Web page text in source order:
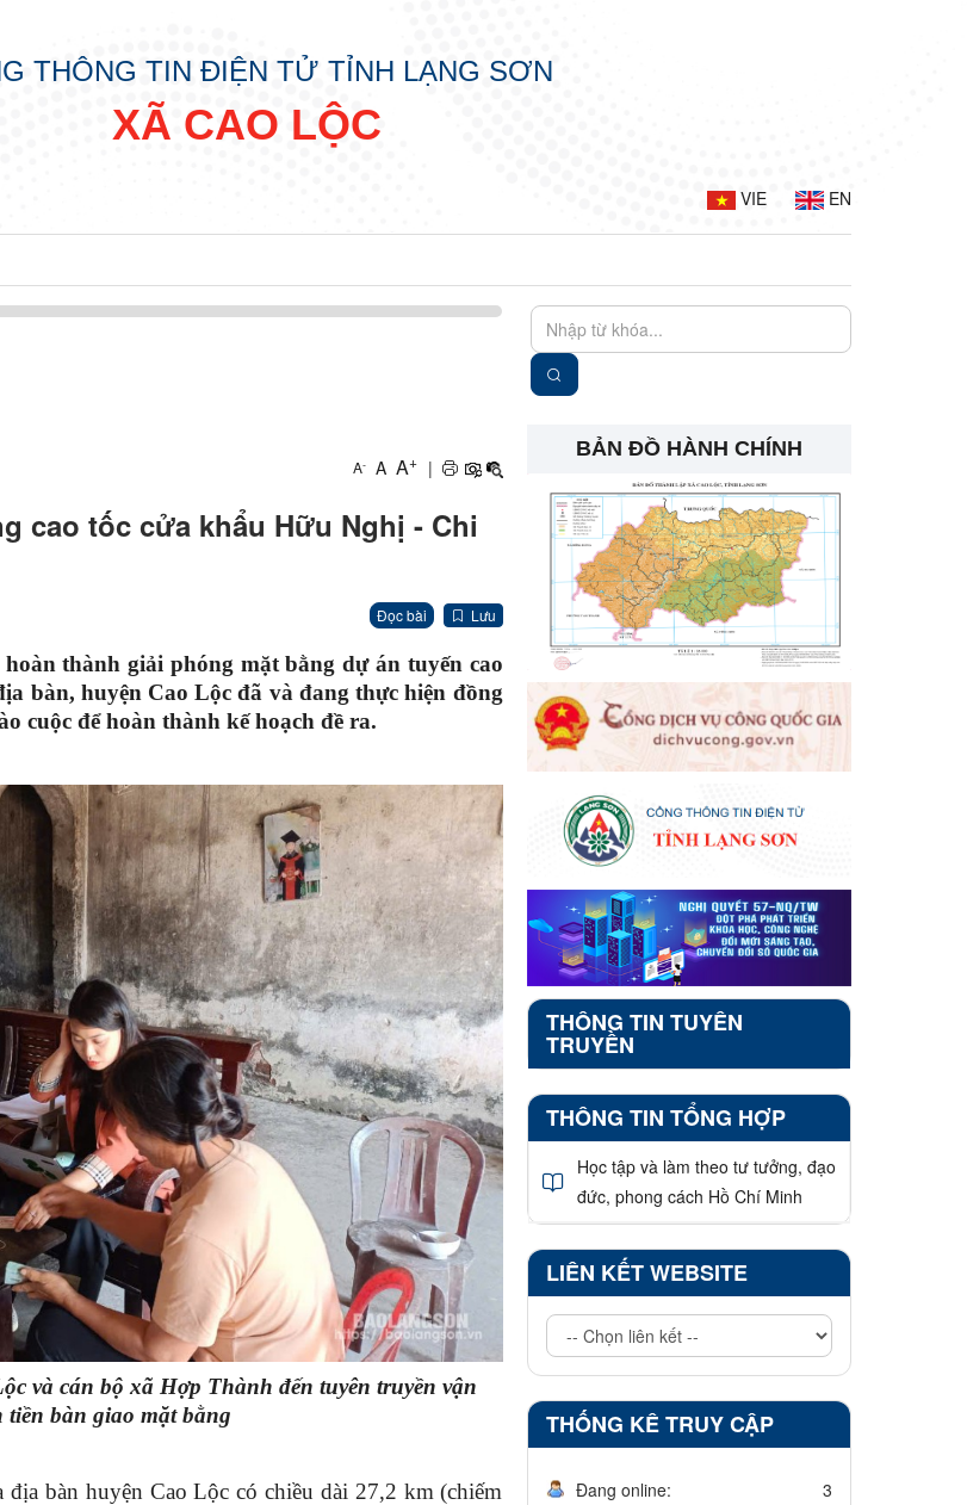
THÔNG TIN ĐIỆN TỬ TỈNH LẠNG SƠN
XÃ CAO LỘC
VIE EN
A- A A+ |
cao tốc cửa khẩu Hữu Nghị - Chi
Đọc bài Lưu
thành giải phóng mặt bằng dự án tuyến cao
bàn, huyện Cao Lộc đã và đang thực hiện đồng
cuộc để hoàn thành kế hoạch đề ra.
và cán bộ xã Hợp Thành đến tuyên truyền vận
bàn giao mặt bằng
bàn huyện Cao Lộc có chiều dài 27,2 km (chiếm
BẢN ĐỒ HÀNH CHÍNH
THÔNG TIN TUYÊN
TRUYỀN
THÔNG TIN TỔNG HỢP
Học tập và làm theo tư tưởng, đạo
đức, phong cách Hồ Chí Minh
LIÊN KẾT WEBSITE
THỐNG KÊ TRUY CẬP
Đang online: 3